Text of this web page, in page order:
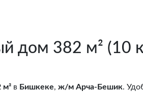
дом 382 м²
м² в Бишкеке, ж/м Арча-Бешик.